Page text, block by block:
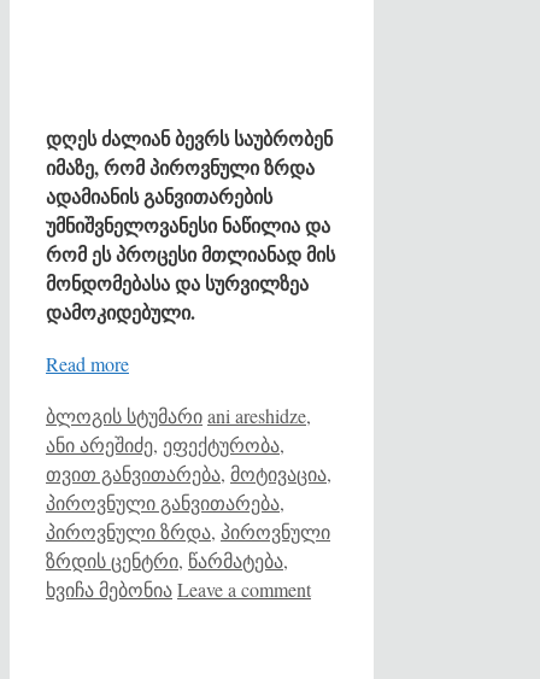
დღეს ძალიან ბევრს საუბრობენ
იმაზე, რომ პიროვნული ზრდა
ადამიანის განვითარების
უმნიშვნელოვანესი ნაწილია და
რომ ეს პროცესი მთლიანად მის
მონდომებასა და სურვილზეა
დამოკიდებული.
Read more
Categories
ბლოგის სტუმარიTags
ani areshidze,
ანი არეშიძე, ეფექტურობა,
თვით განვითარება, მოტივაცია,
პიროვნული განვითარება,
პიროვნული ზრდა, პიროვნული
ზრდის ცენტრი, წარმატება,
ხვიჩა მებონიაLeave a comment